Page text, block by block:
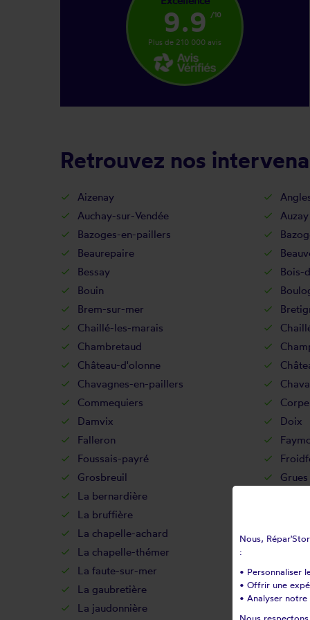
9.9 /10
Plus de 210 000 avis
Retrouvez nos
Aizenay
Auchay-sur-Vendée
Auzay
Bazoges-en-paillers
Beaurepaire
Bessay
Bois-
Bouin
Brem-sur-mer
Chaillé-les-marais
Chambretaud
Château-d'olonne
Chavagnes-en-paillers
Commequiers
Corpe
Damvix
Doix
Falleron
Foussais-payré
Grosbreuil
Grues
La bernardière
La bruffière
La
La chapelle-achard
La
La chapelle-thémer
La faute-sur-mer
La
La gaubretière
La
La jaudonnière
Nous,
:
• Personnaliser
• Offrir une
• Analyser notre